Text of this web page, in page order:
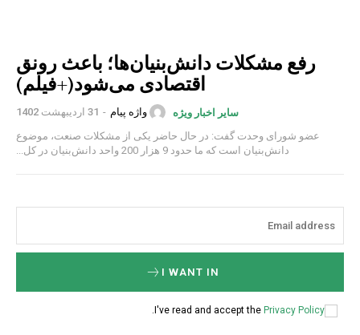
رفع مشکلات دانش‌بنیان‌ها؛ باعث رونق
اقتصادی می‌شود(+فیلم)
سایر اخبار ویژه واژه پیام - 31 اردیبهشت 1402
عضو شورای وحدت گفت: در حال حاضر یکی از مشکلات صنعت، موضوع
دانش‌بنیان است که ما حدود 9 هزار 200 واحد دانش‌بنیان در کل...
I WANT IN
I've read and accept the Privacy Policy
.